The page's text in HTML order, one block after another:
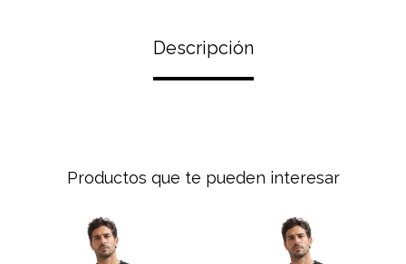
Descripción
Productos que te pueden interesar